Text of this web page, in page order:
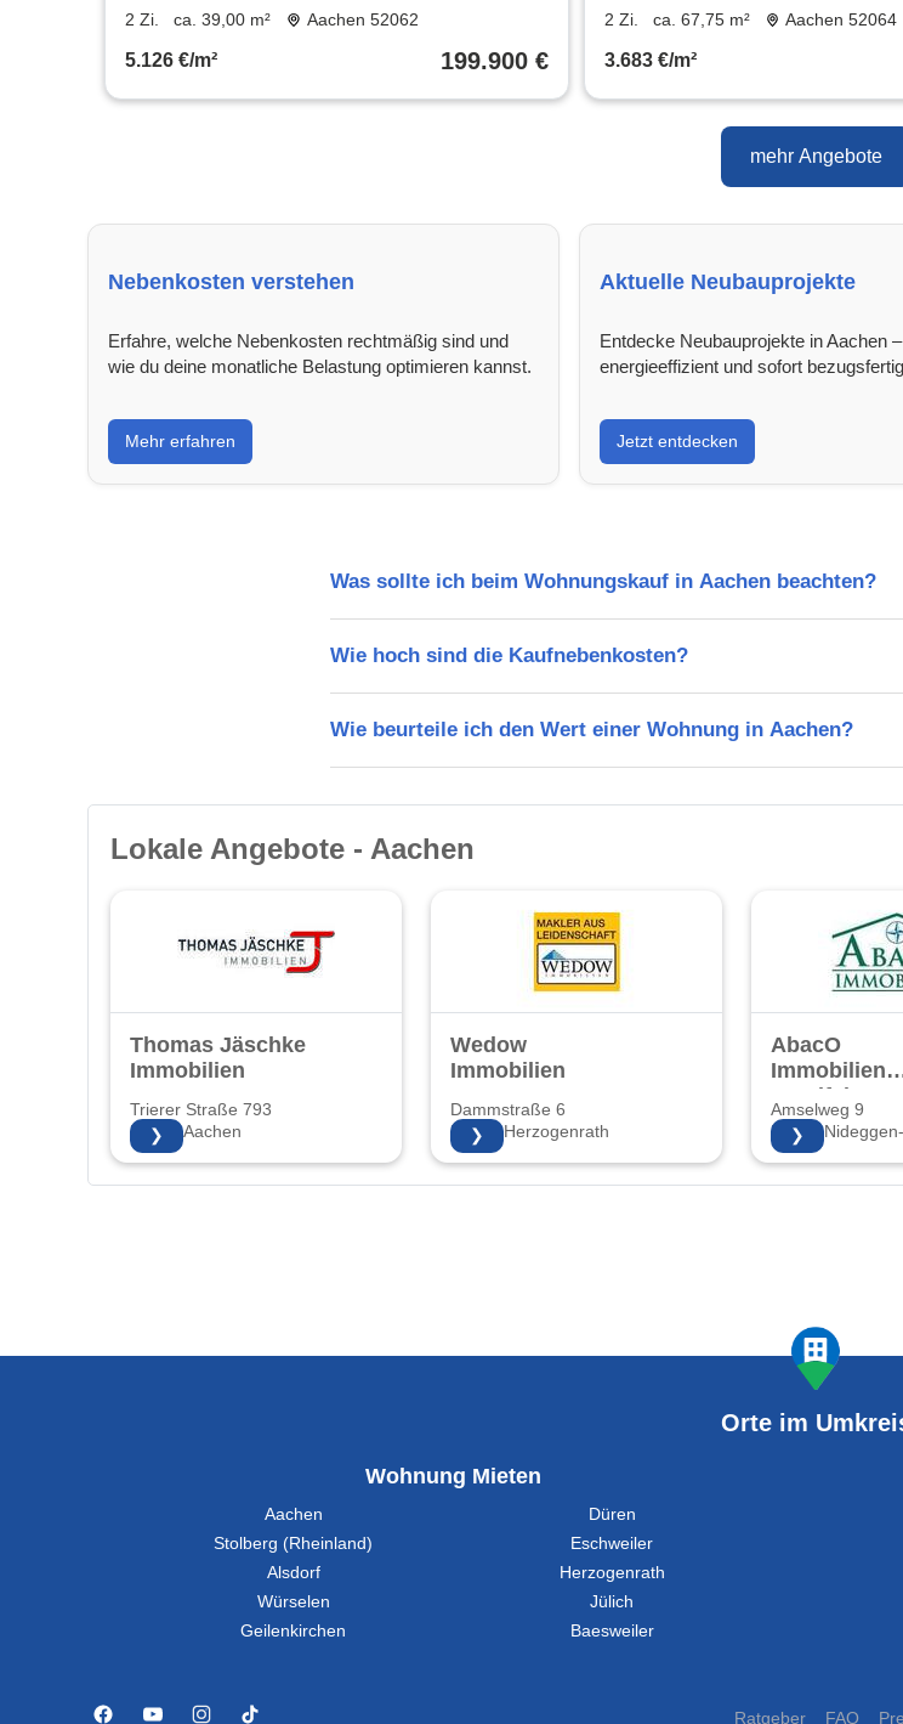
verkaufen
2 Zi. ca. 39,00 m² Aachen 52062
5.126 €/m² 199.900 €
Struktur und Balkon
2 Zi. ca. 67,75 m² Aachen 52064
3.683 €/m²
mehr Angebote
Nebenkosten verstehen
Erfahre, welche Nebenkosten rechtmäßig sind und
wie du deine monatliche Belastung optimieren kannst.
Mehr erfahren
Aktuelle Neubauprojekte
Entdecke Neubauprojekte in Aachen
energieeffizient und sofort
Jetzt entdecken
Was sollte ich beim Wohnungskauf in Aachen beachten?
Wie hoch sind die Kaufnebenkosten?
Wie beurteile ich den Wert einer Wohnung in Aachen?
Lokale Angebote - Aachen
Thomas Jäschke
Immobilien
Trierer Straße 793
52078 Aachen
❯
Wedow
Immobilien
Dammstraße 6
52134 Herzogenrath
❯
AbacO
Immobilien
Voreifel
Amselweg 9
52385
❯
Orte im
Wohnung Mieten
Aachen
Düren
Stolberg (Rheinland)
Eschweiler
Alsdorf
Herzogenrath
Würselen
Jülich
Geilenkirchen
Baesweiler
Ratgeber FAQ